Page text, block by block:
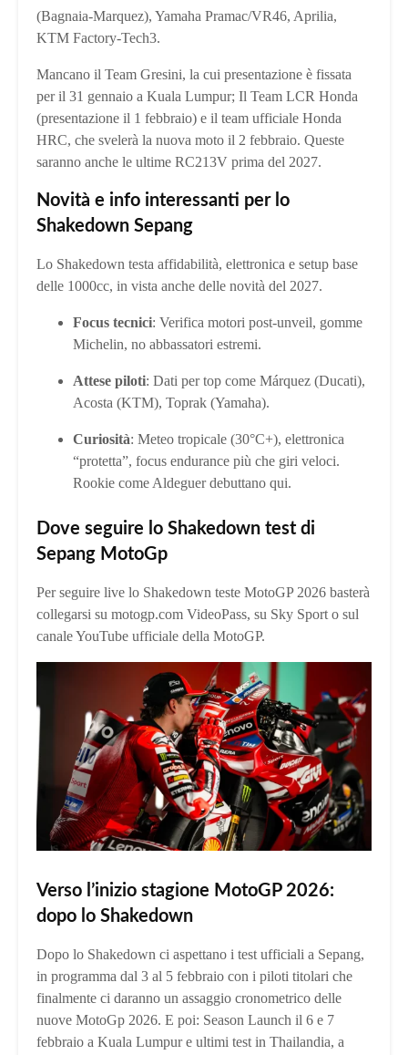
(Bagnaia-Marquez), Yamaha Pramac/VR46, Aprilia,
KTM Factory-Tech3.
Mancano il Team Gresini, la cui presentazione è fissata
per il 31 gennaio a Kuala Lumpur; Il Team LCR Honda
(presentazione il 1 febbraio) e il team ufficiale Honda
HRC, che svelerà la nuova moto il 2 febbraio. Queste
saranno anche le ultime RC213V prima del 2027.
Novità e info interessanti per lo
Shakedown Sepang
Lo Shakedown testa affidabilità, elettronica e setup base
delle 1000cc, in vista anche delle novità del 2027.
Focus tecnici: Verifica motori post-unveil, gomme
Michelin, no abbassatori estremi.
Attese piloti: Dati per top come Márquez (Ducati),
Acosta (KTM), Toprak (Yamaha).
Curiosità: Meteo tropicale (30°C+), elettronica
“protetta”, focus endurance più che giri veloci.
Rookie come Aldeguer debuttano qui.
Dove seguire lo Shakedown test di
Sepang MotoGp
Per seguire live lo Shakedown teste MotoGP 2026 basterà
collegarsi su motogp.com VideoPass, su Sky Sport o sul
canale YouTube ufficiale della MotoGP.
Verso l’inizio stagione MotoGP 2026:
dopo lo Shakedown
Dopo lo Shakedown ci aspettano i test ufficiali a Sepang,
in programma dal 3 al 5 febbraio con i piloti titolari che
finalmente ci daranno un assaggio cronometrico delle
nuove MotoGp 2026. E poi: Season Launch il 6 e 7
febbraio a Kuala Lumpur e ultimi test in Thailandia, a